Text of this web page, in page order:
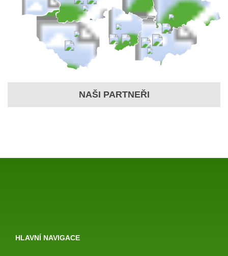
NAŠI PARTNEŘI
HLAVNÍ NAVIGACE